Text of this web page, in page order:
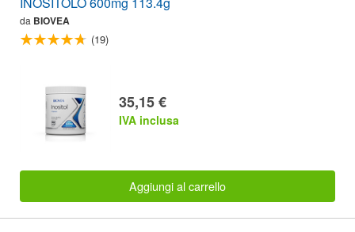
da BIOVEA
(19)
35,15 €
IVA inclusa
Aggiungi al carrello